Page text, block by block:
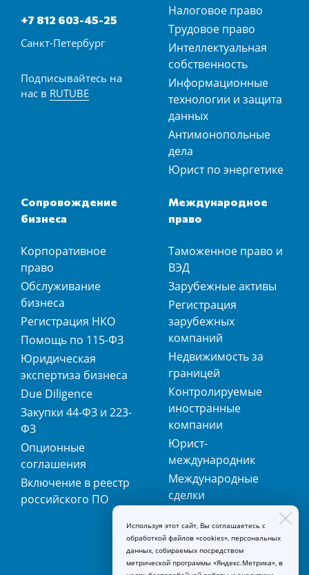
+7 812 603-45-25
Санкт-Петербург
Подписывайтесь на
нас в RUTUBE
Налоговое право
Трудовое право
Интеллектуальная
собственность
Информационные
технологии и защита
данных
Антимонопольные
дела
Юрист по энергетике
Сопровождение
бизнеса
Корпоративное
право
Обслуживание
бизнеса
Регистрация НКО
Помощь по 115-ФЗ
Юридическая
экспертиза бизнеса
Due Diligence
Закупки 44-ФЗ и 223-
ФЗ
Опционные
соглашения
Включение в реестр
российского ПО
Международное
право
Таможенное право и
ВЭД
Зарубежные активы
Регистрация
зарубежных
компаний
Недвижимость за
границей
Контролируемые
иностранные
компании
Юрист-
международник
Международные
сделки
регистрация
товарных знаков
Используя этот сайт, Вы соглашаетесь с
обработкой файлов «cookies», персональных
данных, собираемых посредством
метрической программы «Яндекс.Метрика», в